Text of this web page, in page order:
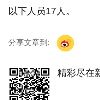
以下人员17人。
分享文章到:
精彩尽在